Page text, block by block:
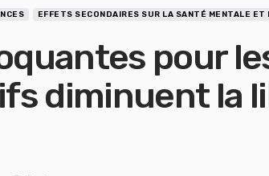
EFFETS SECONDAIRES SUR LA SANTÉ MENTALE ET
pour
diminuent la